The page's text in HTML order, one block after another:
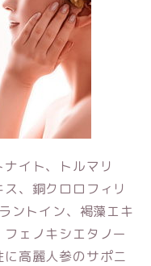
イト、トルマリ
、銅クロロフィリ
ントイン、褐藻エキ
ェノキシエタノー
高麗人参のサポニ